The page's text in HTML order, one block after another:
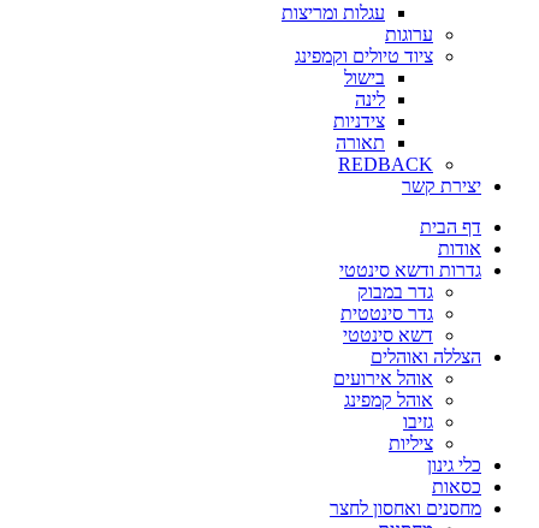
עגלות ומריצות
ערוגות
ציוד טיולים וקמפינג
בישול
לינה
צידניות
תאורה
REDBACK
יצירת קשר
דף הבית
אודות
גדרות ודשא סינטטי
גדר במבוק
גדר סינטטית
דשא סינטטי
הצללה ואוהלים
אוהל אירועים
אוהל קמפינג
גזיבו
ציליות
כלי גינון
כסאות
מחסנים ואחסון לחצר